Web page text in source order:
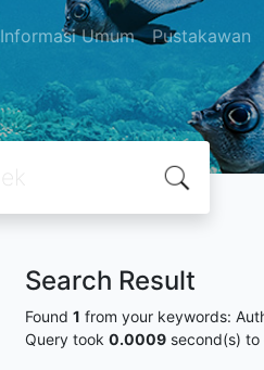
Informasi Umum Pustakawan
Search Result
Found 1 from your keywords:
Query took 0.0009 second(s)